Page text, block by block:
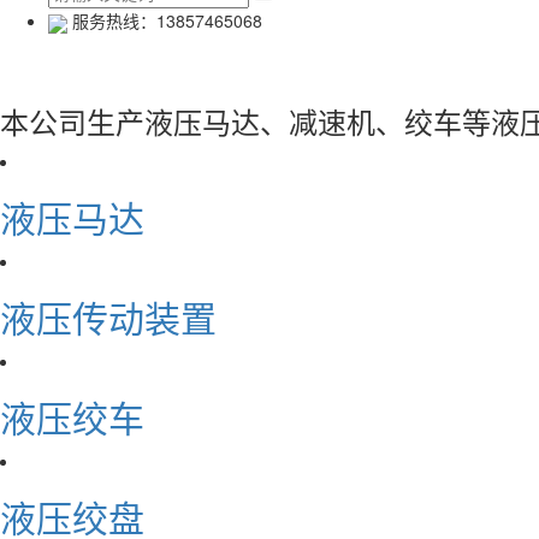
服务热线：13857465068
本公司生产液压马达、减速机、绞车等液
液压马达
液压传动装置
液压绞车
液压绞盘